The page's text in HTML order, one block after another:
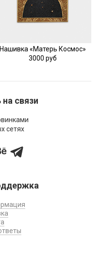
Нашивка «Матерь Космос»
3000 руб
связи
сетях